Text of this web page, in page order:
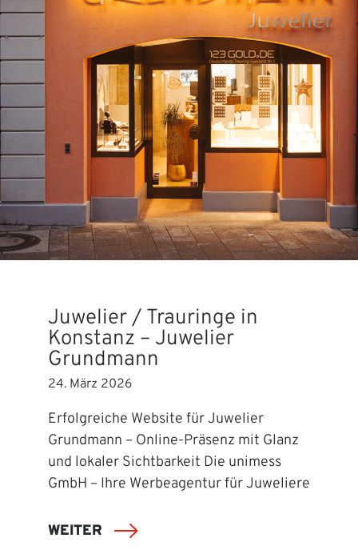
Juwelier / Trauringe in
Konstanz – Juwelier
Grundmann
24. März 2026
Erfolgreiche Website für Juwelier
Grundmann – Online-Präsenz mit Glanz
und lokaler Sichtbarkeit Die unimess
GmbH – Ihre Werbeagentur für Juweliere
WEITER